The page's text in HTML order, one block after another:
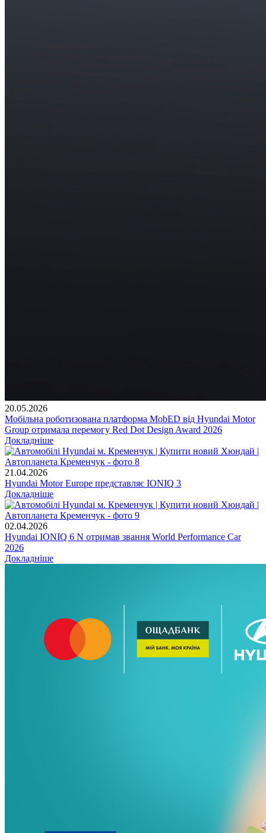
20.05.2026
Мобільна роботизована платформа MobED від Hyundai Motor
Group отримала перемогу Red Dot Design Award 2026
Докладніше
21.04.2026
Hyundai Motor Europe представляє IONIQ 3
Докладніше
02.04.2026
Hyundai IONIQ 6 N отримав звання World Performance Car
2026
Докладніше